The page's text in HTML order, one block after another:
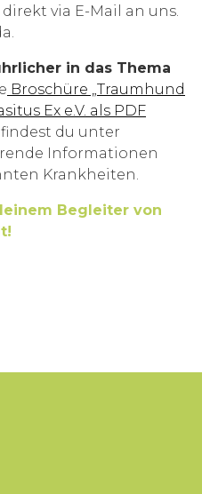
via E-Mail an uns.
in das Thema
Broschüre „Traumhund
Ex e.V. als PDF
du unter
Informationen
Krankheiten.
Begleiter von